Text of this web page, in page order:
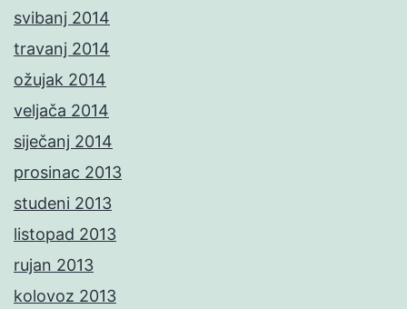
svibanj 2014
travanj 2014
ožujak 2014
veljača 2014
siječanj 2014
prosinac 2013
studeni 2013
listopad 2013
rujan 2013
kolovoz 2013